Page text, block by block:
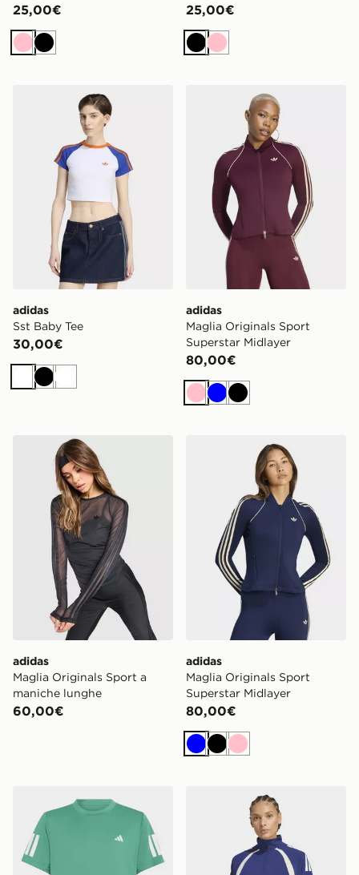
25,00€
RosaNero
25,00€
NeroRosa
adidas Sst Baby Tee
adidas
Sst Baby Tee
30,00€
Bianco
NeroBianco
adidas Maglia Originals
adidas
Maglia Originals Sport
Superstar Midlayer
80,00€
RosaBluNero
adidas Maglia Originals Sport a maniche lunghe
adidas
Maglia Originals Sport a
maniche lunghe
60,00€
adidas Maglia Originals
adidas
Maglia Originals Sport
Superstar Midlayer
80,00€
BluNeroRosa
adidas T-shirt Da Tennis Club 3-stripes Junior
adidas Top Da